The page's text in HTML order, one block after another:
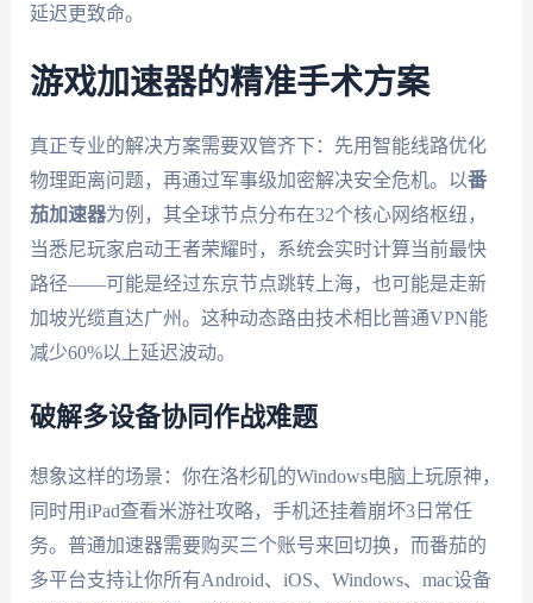
延迟更致命。
游戏加速器的精准手术方案
真正专业的解决方案需要双管齐下：先用智能线路优化
物理距离问题，再通过军事级加密解决安全危机。以番
茄加速器为例，其全球节点分布在32个核心网络枢纽，
当悉尼玩家启动王者荣耀时，系统会实时计算当前最快
路径——可能是经过东京节点跳转上海，也可能是走新
加坡光缆直达广州。这种动态路由技术相比普通VPN能
减少60%以上延迟波动。
破解多设备协同作战难题
想象这样的场景：你在洛杉矶的Windows电脑上玩原神，
同时用iPad查看米游社攻略，手机还挂着崩坏3日常任
务。普通加速器需要购买三个账号来回切换，而番茄的
多平台支持让你所有Android、iOS、Windows、mac设备